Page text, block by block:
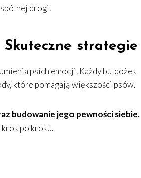
drogi.
Skuteczne strategie
psich emocji. Każdy buldożek
które pomagają większości psów.
budowanie jego pewności siebie.
po kroku.